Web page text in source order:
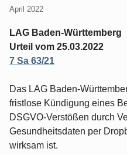
April 2022
LAG Baden-Württemberg
Urteil vom 25.03.2022
7 Sa 63/21
Das LAG Baden-
fristlose Kündigung eines
DSGVO-Verstößen durch
Gesundheitsdaten per
wirksam ist.